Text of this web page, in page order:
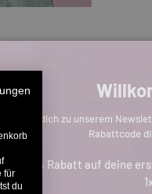
Melde dich zu unserem
Rabattcode
zu 11% Rabatt auf deine
für
du